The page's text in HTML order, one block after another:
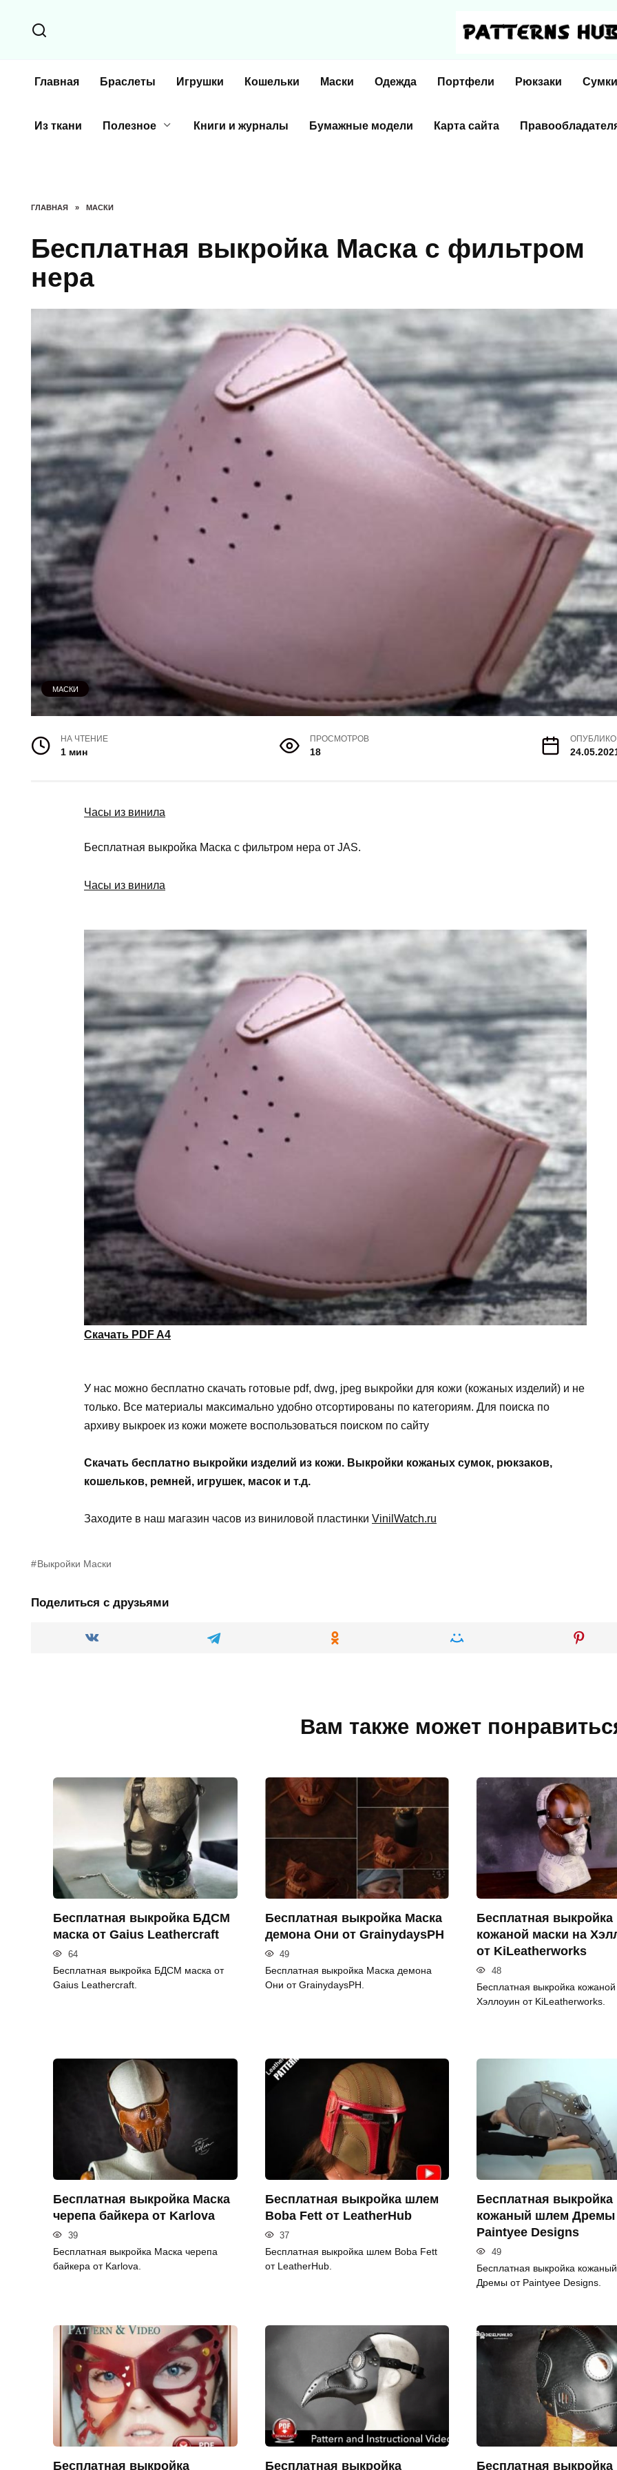
содержанию
Главная Браслеты Игрушки Кошельки Маски Одежда Портфели Рюкзаки Сумки
Из ткани Полезное Книги и журналы Бумажные модели Карта сайта
ГЛАВНАЯ » МАСКИ
Бесплатная выкройка Маска с фильтром
нера
МАСКИ
НА ЧТЕНИЕ
1 мин
ПРОСМОТРОВ
18
Часы из винила
Бесплатная выкройка Маска с фильтром нера от JAS.
Часы из винила
Скачать PDF A4
У нас можно бесплатно скачать готовые pdf, dwg, jpeg выкройки для кожи (кожаных изделий) и не
только. Все материалы максимально удобно отсортированы по категориям. Для поиска по
архиву выкроек из кожи можете воспользоваться поиском по сайту
Скачать бесплатно выкройки изделий из кожи. Выкройки кожаных сумок, рюкзаков,
кошельков, ремней, игрушек, масок и т.д.
Заходите в наш магазин часов из виниловой пластинки VinilWatch.ru
Выкройки Маски
Поделиться с друзьями
Вам также может
Бесплатная выкройка БДСМ
маска от Gaius Leathercraft
64
Бесплатная выкройка БДСМ маска от
Gaius Leathercraft.
Бесплатная выкройка Маска
демона Они от GrainydaysPH
49
Бесплатная выкройка Маска демона
Они от GrainydaysPH.
Бесплатная выкройка
кожаной маски на
от KiLeatherworks
48
Бесплатная выкройка
Хэллоуин от KiLeatherworks.
Бесплатная выкройка Маска
черепа байкера от Karlova
39
Бесплатная выкройка Маска черепа
байкера от Karlova.
Бесплатная выкройка шлем
Boba Fett от LeatherHub
37
Бесплатная выкройка шлем Boba Fett
от LeatherHub.
Бесплатная выкройка
кожаный шлем Дремы
Paintyee Designs
49
Бесплатная выкройка
Дремы от Paintyee Designs.
Бесплатная выкройка Бесплатная выкройка Бесплатная выкройка